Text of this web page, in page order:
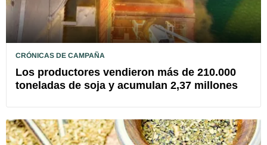
CRÓNICAS DE CAMPAÑA
Los productores vendieron más de 210.000
toneladas de soja y acumulan 2,37 millones